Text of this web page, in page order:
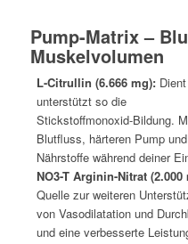
Pump-Matrix –
Muskelvolumen
L-Citrullin (6.666 mg):Dient
unterstützt so die
Stickstoffmonoxid-Bildung.
Blutfluss, härteren Pump
Nährstoffe während deiner
NO3-T Arginin-Nitrat (2.000
Quelle zur weiteren
von Vasodilatation und
und eine verbesserte